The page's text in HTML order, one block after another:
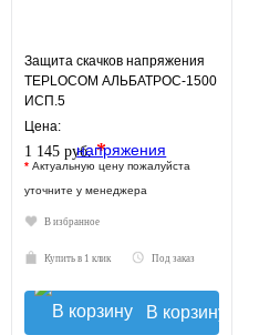
Защита скачков напряжения
TEPLOCOM АЛЬБАТРОС-1500
ИСП.5
Цена:
1 145 руб.*
* Актуальную цену пожалуйста
уточните у менеджера
В избранное
Купить в 1 клик Под заказ
В корзину